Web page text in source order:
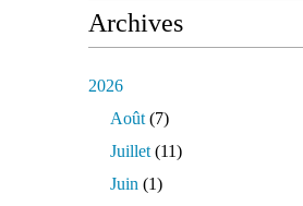
Archives
2026
Août (7)
Juillet (11)
Juin (1)